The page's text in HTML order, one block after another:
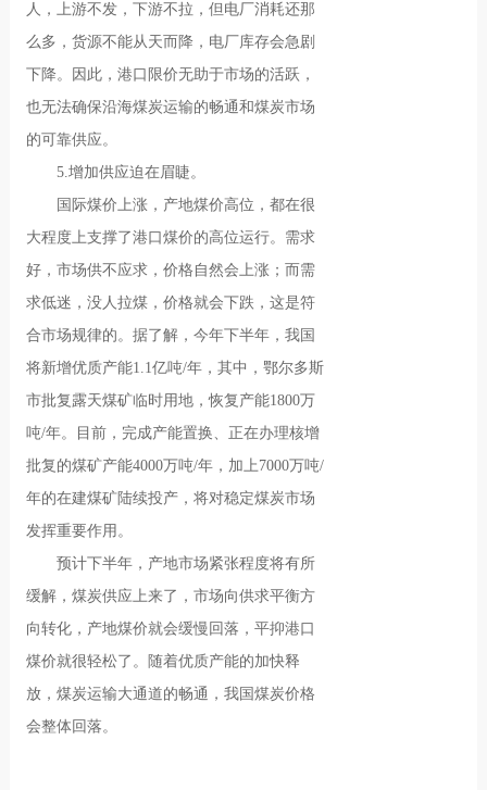
人，上游不发，下游不拉，但电厂消耗还那
么多，货源不能从天而降，电厂库存会急剧
下降。因此，港口限价无助于市场的活跃，
也无法确保沿海煤炭运输的畅通和煤炭市场
的可靠供应。
5.增加供应迫在眉睫。
国际煤价上涨，产地煤价高位，都在很
大程度上支撑了港口煤价的高位运行。需求
好，市场供不应求，价格自然会上涨；而需
求低迷，没人拉煤，价格就会下跌，这是符
合市场规律的。据了解，今年下半年，我国
将新增优质产能1.1亿吨/年，其中，鄂尔多斯
市批复露天煤矿临时用地，恢复产能1800万
吨/年。目前，完成产能置换、正在办理核增
批复的煤矿产能4000万吨/年，加上7000万吨/
年的在建煤矿陆续投产，将对稳定煤炭市场
发挥重要作用。
预计下半年，产地市场紧张程度将有所
缓解，煤炭供应上来了，市场向供求平衡方
向转化，产地煤价就会缓慢回落，平抑港口
煤价就很轻松了。随着优质产能的加快释
放，煤炭运输大通道的畅通，我国煤炭价格
会整体回落。